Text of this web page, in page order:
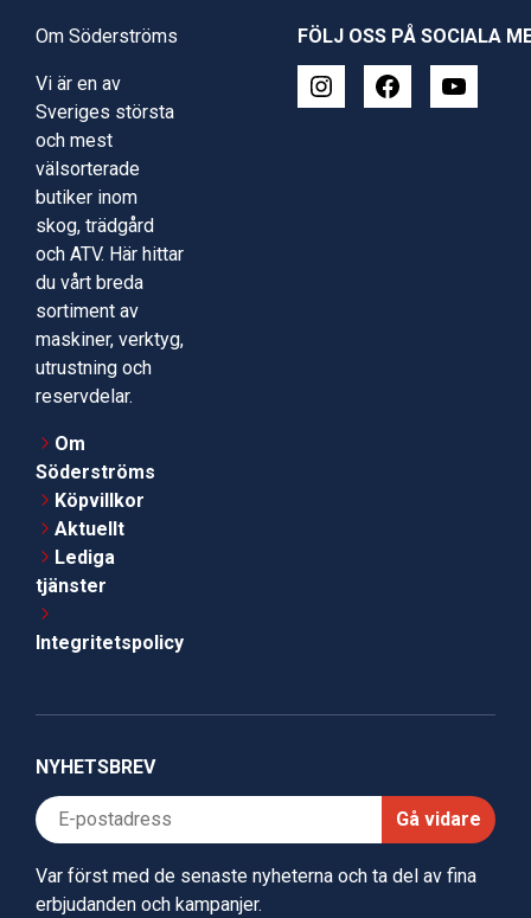
Om Söderströms
Vi är en av
Sveriges största
och mest
välsorterade
butiker inom
skog, trädgård
och ATV. Här hittar
du vårt breda
sortiment av
maskiner, verktyg,
utrustning och
reservdelar.
Om
Söderströms
Köpvillkor
Aktuellt
Lediga
tjänster
Integritetspolicy
FÖLJ OSS PÅ SOCIALA
NYHETSBREV
Gå vidare
Var först med de senaste nyheterna och ta del av fina
erbjudanden och kampanjer.